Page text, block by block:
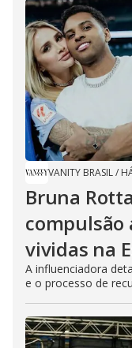
VANITY BRASIL/
Bruna
vividas na
A influenciadora
e o processo de